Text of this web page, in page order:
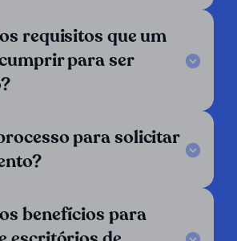
requisitos que um
para ser
para solicitar
benefícios para
Suporte
Legal Notice
Siga-nos
LinkedIn
Argentina
Áustria